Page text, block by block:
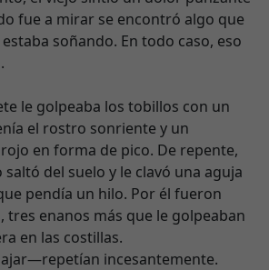
fue a mirar se encontró algo que
soñando. En todo caso, eso
le golpeaba los tobillos con un
el rostro sonriente y un
en forma de pico. De repente,
del suelo y le clavó una aguja
pendía un hilo. Por él fueron
tres enanos más que le golpeaban
en las costillas.
incesantemente.